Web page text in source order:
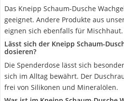
Das Kneipp Schaum-Dusche
geeignet. Andere Produkte aus
eignen sich ebenfalls für Mischhaut.
Lässt sich der Kneipp Schaum-
dosieren?
Die Spenderdose lässt sich
sich im Alltag bewährt. Der
frei von Silikonen und Mineralölen.